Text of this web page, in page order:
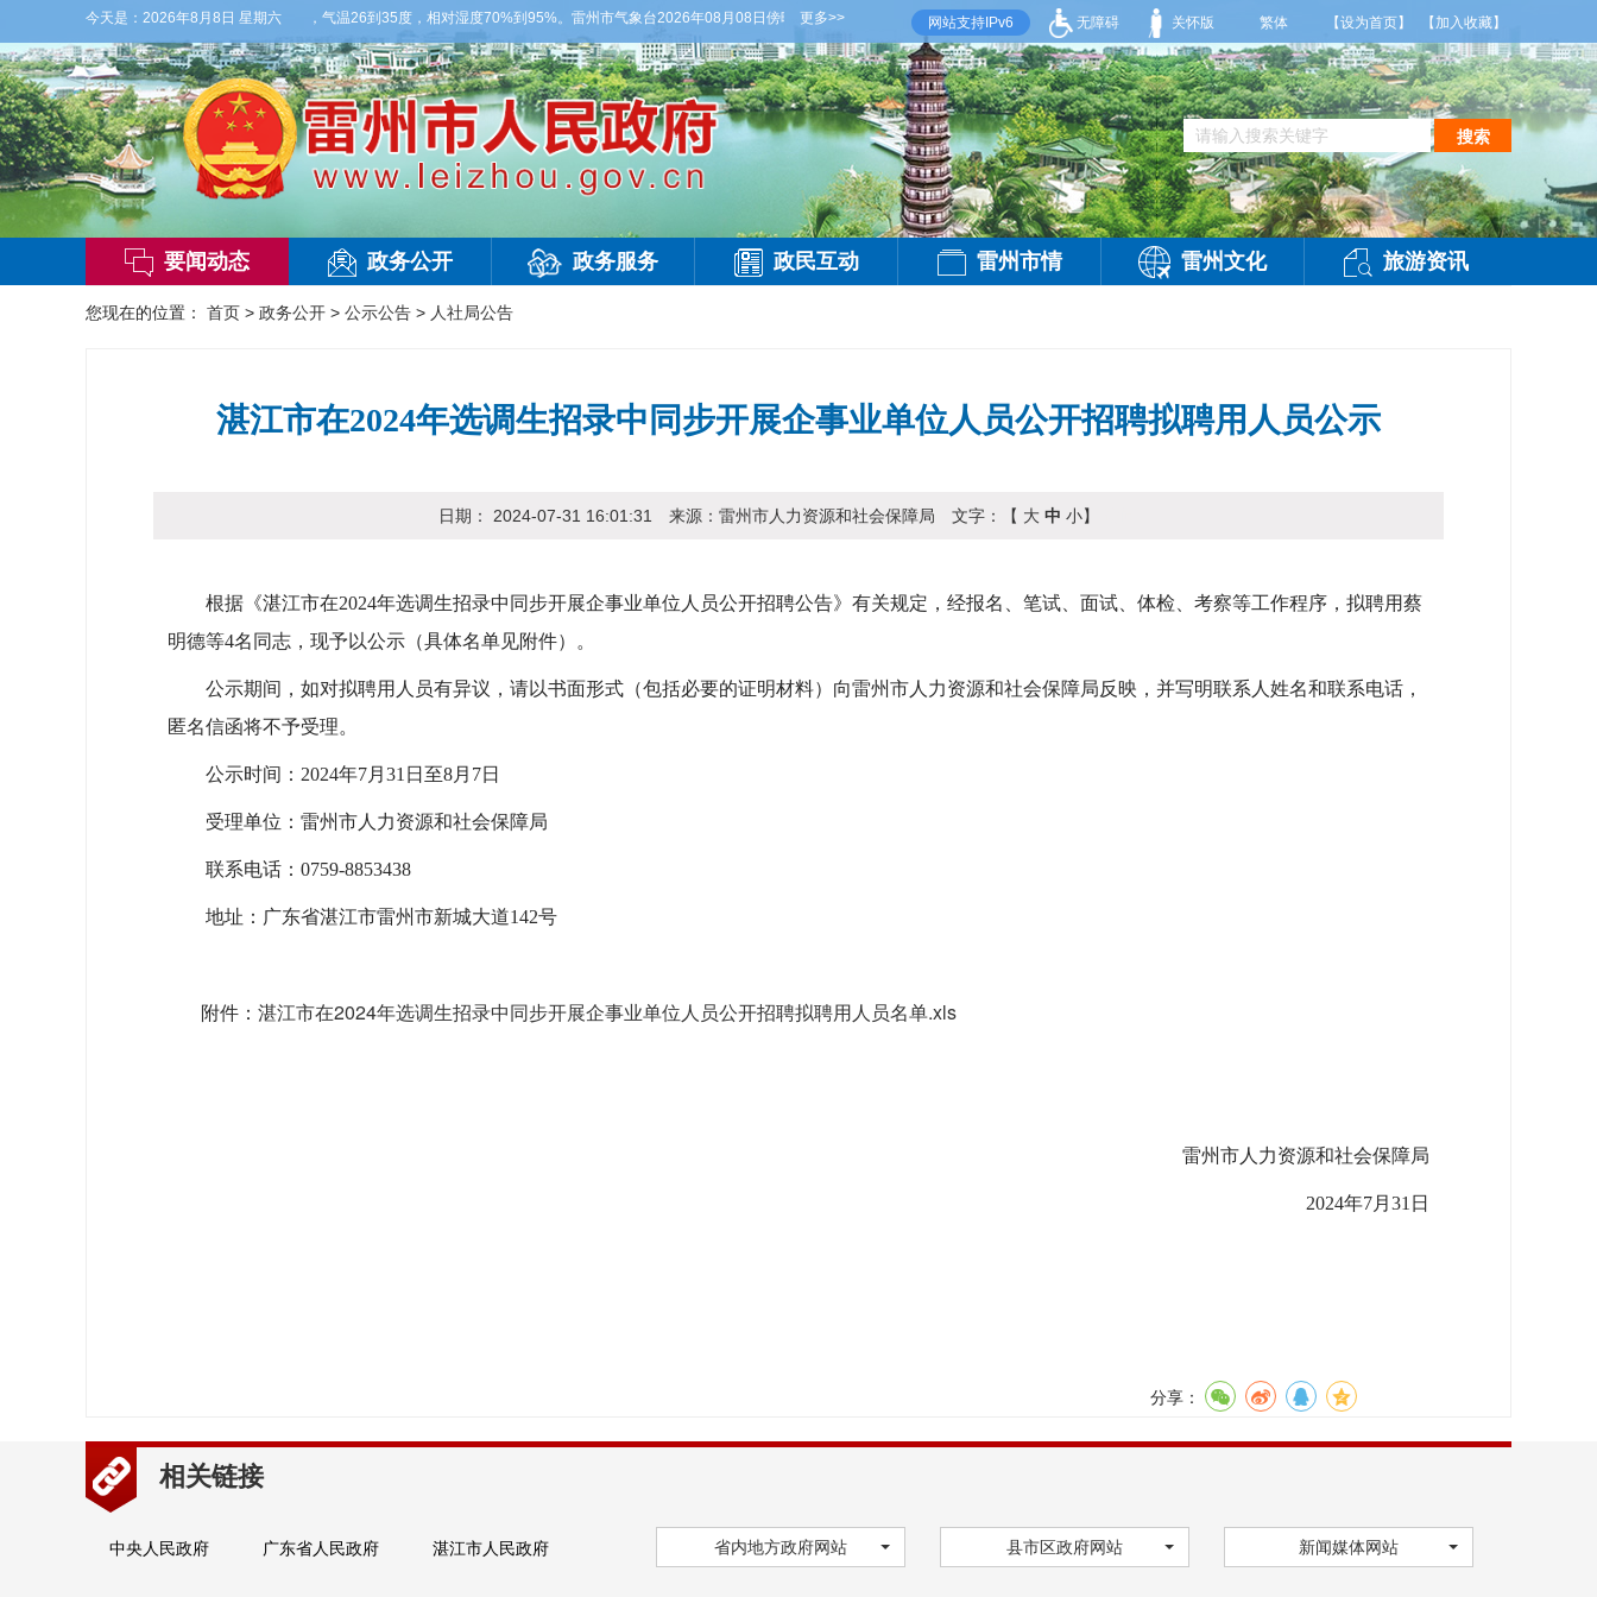
今天是： 2026年8月8日 星期六
天白天，多云，局部有雷阵雨，偏西风2到3级，气温26到35度，相对湿度70%到95%。雷州市气象台2026年08月08日傍晚发布【雷州晚间天气】今晚到明天白天，多云，局部有雷阵雨，偏西风2到3级，气温26到35度，相对湿度70%到95%。雷州市
更多>> 网站支持IPv6 无障碍 关怀版 繁体 【设为首页】 【加入收藏】
搜索
要闻动态 政务公开 政务服务 政民互动 雷州市情 雷州文化 旅游资讯
您现在的位置： 首页 > 政务公开 > 公示公告 > 人社局公告
湛江市在2024年选调生招录中同步开展企事业单位人员公开招聘拟聘用人员公示
日期： 2024-07-31 16:01:31 来源： 雷州市人力资源和社会保障局 文字：【 大 中 小】
根据《湛江市在2024年选调生招录中同步开展企事业单位人员公开招聘公告》有关规定，经报名、笔试、面试、体检、考察等工作程序，拟聘用蔡
明德等4名同志，现予以公示（具体名单见附件）。
公示期间，如对拟聘用人员有异议，请以书面形式（包括必要的证明材料）向雷州市人力资源和社会保障局反映，并写明联系人姓名和联系电话，
匿名信函将不予受理。
公示时间：2024年7月31日至8月7日
受理单位：雷州市人力资源和社会保障局
联系电话：0759-8853438
地址：广东省湛江市雷州市新城大道142号
附件： 湛江市在2024年选调生招录中同步开展企事业单位人员公开招聘拟聘用人员名单.xls
雷州市人力资源和社会保障局
2024年7月31日
分享：
相关链接
中央人民政府 广东省人民政府 湛江市人民政府 省内地方政府网站 县市区政府网站 新闻媒体网站